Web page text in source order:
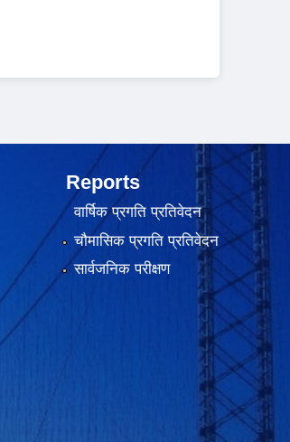
Reports
वार्षिक प्रगति प्रतिवेदन
चौमासिक प्रगति प्रतिवेदन
सार्वजनिक परीक्षण